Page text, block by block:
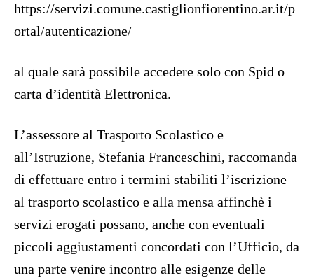
https://servizi.comune.castiglionfiorentino.ar.it/p
ortal/autenticazione/
al quale sarà possibile accedere solo con Spid o
carta d’identità Elettronica.
L’assessore al Trasporto Scolastico e
all’Istruzione, Stefania Franceschini, raccomanda
di effettuare entro i termini stabiliti l’iscrizione
al trasporto scolastico e alla mensa affinchè i
servizi erogati possano, anche con eventuali
piccoli aggiustamenti concordati con l’Ufficio, da
una parte venire incontro alle esigenze delle